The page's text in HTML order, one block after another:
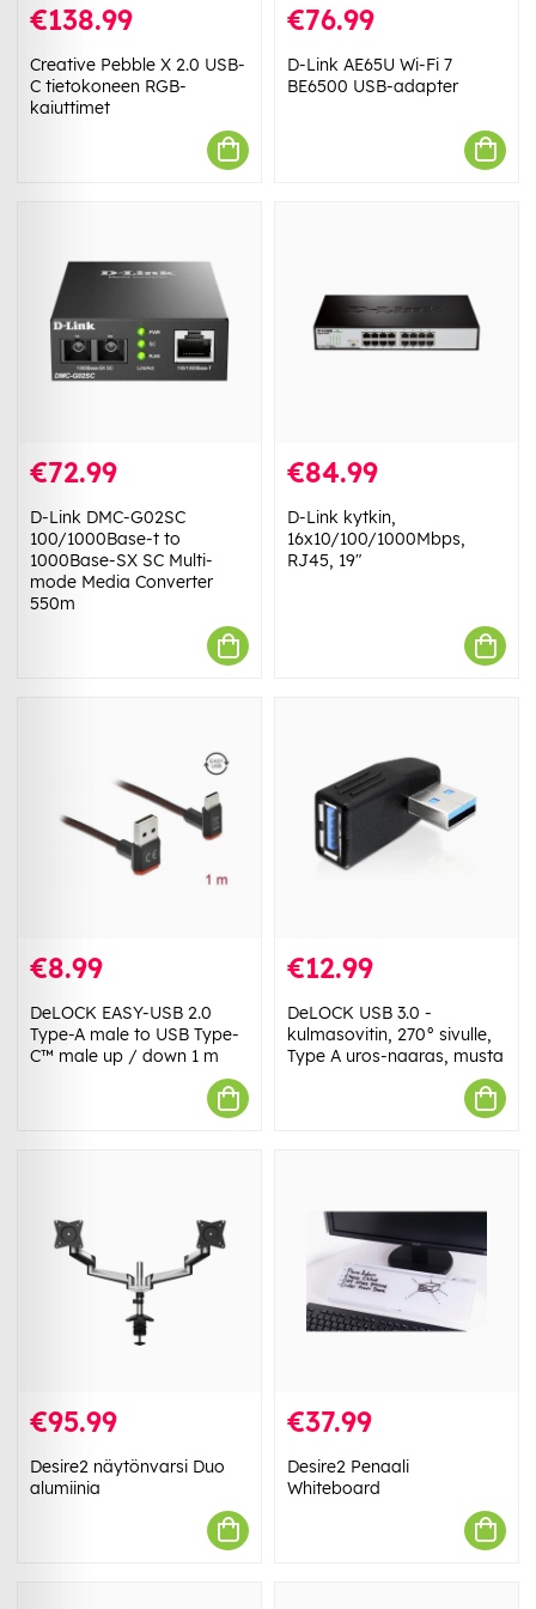
€138.99
Creative Pebble X 2.0 USB-
C tietokoneen RGB-
kaiuttimet
€76.99
D-Link AE65U Wi-Fi 7
BE6500 USB-adapter
€72.99
D-Link DMC-G02SC
100/1000Base-t to
1000Base-SX SC Multi-
mode Media Converter
550m
€84.99
D-Link kytkin,
16x10/100/1000Mbps,
RJ45, 19"
€8.99
DeLOCK EASY-USB 2.0
Type-A male to USB Type-
C™ male up / down 1 m
€12.99
DeLOCK USB 3.0 -
kulmasovitin, 270° sivulle,
Type A uros-naaras, musta
€95.99
Desire2 näytönvarsi Duo
alumiinia
€37.99
Desire2 Penaali
Whiteboard